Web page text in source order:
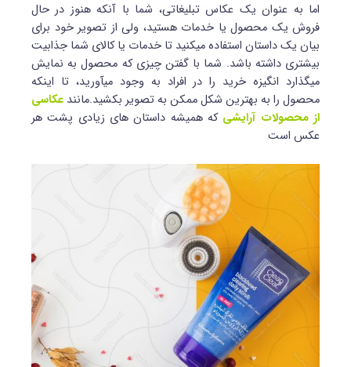
اما به عنوان یک عکاس تبلیغاتی، شما با آن‎که هنوز در حال
فروش یک محصول یا خدمات هستید، ولی از تصویر خود برای
بیان یک داستان استفاده می‎کنید تا خدمات یا کالای شما جذابیت
بیشتری داشته باشد. شما با گفتن چیزی که محصول به نمایش
می‎گذارد انگیزه خرید را در افراد به وجود می‎آورید، تا این‎که
محصول را به بهترین شکل ممکن به تصویر بکشید.مانند عکاسی
از محصولات آرایشی که همیشه داستان های زیادی پشت هر
عکس است